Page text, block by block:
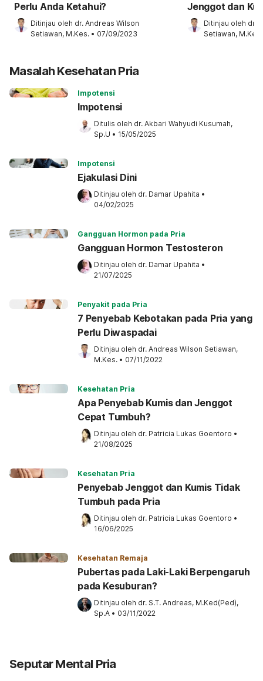
Perlu Anda Ketahui?
Ditinjau oleh dr. Andreas Wilson
Setiawan, M.Kes. • 07/09/2023
Jenggot dan
Ditinjau oleh dr.
Setiawan, M.Kes.
Masalah Kesehatan Pria
Impotensi
Impotensi
Ditulis oleh dr. Akbari Wahyudi Kusumah,
Sp.U • 15/05/2025
Impotensi
Ejakulasi Dini
Ditinjau oleh dr. Damar Upahita •
04/02/2025
Gangguan Hormon pada Pria
Gangguan Hormon Testosteron
Ditinjau oleh dr. Damar Upahita •
21/07/2025
Penyakit pada Pria
7 Penyebab Kebotakan pada Pria yang
Perlu Diwaspadai
Ditinjau oleh dr. Andreas Wilson Setiawan,
M.Kes. • 07/11/2022
Kesehatan Pria
Apa Penyebab Kumis dan Jenggot
Cepat Tumbuh?
Ditinjau oleh dr. Patricia Lukas Goentoro •
21/08/2025
Kesehatan Pria
Penyebab Jenggot dan Kumis Tidak
Tumbuh pada Pria
Ditinjau oleh dr. Patricia Lukas Goentoro •
16/06/2025
Kesehatan Remaja
Pubertas pada Laki-Laki Berpengaruh
pada Kesuburan?
Ditinjau oleh dr. S.T. Andreas, M.Ked(Ped),
Sp.A • 03/11/2022
Seputar Mental Pria